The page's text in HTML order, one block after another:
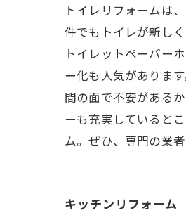
トイレリフォームは
件でもトイレが新し
トイレットペーパー
ー化も人気がありま
間の面で不安がある
ーも充実していると
ム。ぜひ、専門の業
キッチンリフォーム